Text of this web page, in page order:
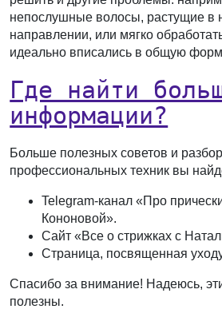
непослушные волосы, растущие в
направлении, или мягко
идеально вписались в общую
Где найти
информации?
Больше полезных советов и
профессиональных техник вы
Telegram-канал «Про
Кононовой».
Сайт «Все о стрижках с
Страница, посвященная
Спасибо за внимание! Надеюсь,
полезны.